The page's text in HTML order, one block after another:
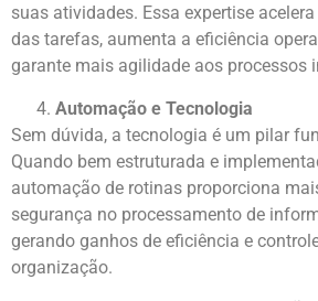
suas atividades. Essa expertise
das tarefas, aumenta a eficiência
garante mais agilidade aos processos
Automação e Tecnologia
Sem dúvida, a tecnologia é um pilar
Quando bem estruturada e
automação de rotinas proporciona
segurança no processamento de
gerando ganhos de eficiência e
organização.